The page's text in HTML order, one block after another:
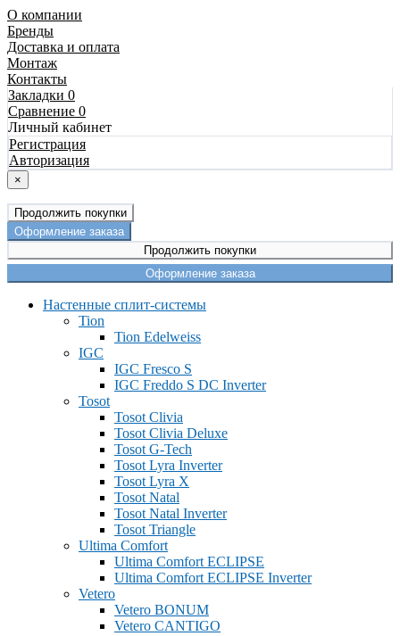
О компании
Бренды
Доставка и оплата
Монтаж
Контакты
Закладки 0
Сравнение 0
Личный кабинет
Регистрация
Авторизация
×
Продолжить покупки
Оформление заказа
Продолжить покупки
Оформление заказа
Настенные сплит-системы
Tion
Tion Edelweiss
IGC
IGC Fresco S
IGC Freddo S DC Inverter
Tosot
Tosot Clivia
Tosot Clivia Deluxe
Tosot G-Tech
Tosot Lyra Inverter
Tosot Lyra X
Tosot Natal
Tosot Natal Inverter
Tosot Triangle
Ultima Comfort
Ultima Comfort ECLIPSE
Ultima Comfort ECLIPSE Inverter
Vetero
Vetero BONUM
Vetero CANTIGO